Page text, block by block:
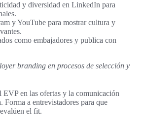
y diversidad en LinkedIn para
y YouTube para mostrar cultura y
como embajadores y publica con
branding en procesos de selección y
EVP en las ofertas y la comunicación
Forma a entrevistadores para que
el fit.